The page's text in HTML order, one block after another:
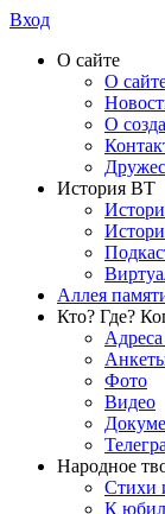
Вход
О сайте
О
О
История ВТ
Аллея
Кто? Где?
Фото
Видео
Народное
Стихи
К